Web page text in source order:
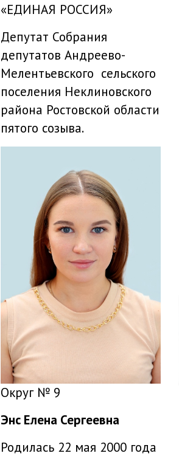
«ЕДИНАЯ РОССИЯ»
Депутат Собрания
депутатов Андреево-
Мелентьевского сельского
поселения Неклиновского
района Ростовской области
пятого созыва.
Округ № 9
Энс Елена Сергеевна
Родилась 22 мая 2000 года